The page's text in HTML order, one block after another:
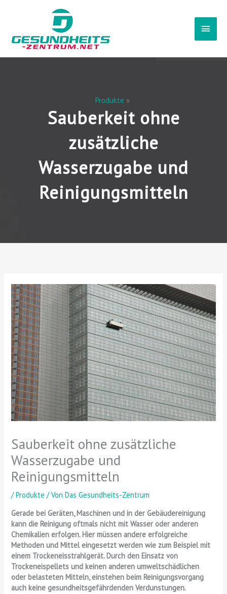
Produkte
Sauberkeit ohne
zusätzliche
Wasserzugabe und
Reinigungsmitteln
Sauberkeit ohne zusätzliche
Wasserzugabe und
Reinigungsmitteln
/Produkte / VonDas Gesundheits-Zentrum
Gerade bei Geräten, Maschinen und in der Gebäudereinigung
kann die Reinigung oftmals nicht mit Wasser oder anderen
Chemikalien erfolgen. Hier müssen andere erfolgreiche
Methoden und Mittel eingesetzt werden wie zum Beispiel mit
einem Trockeneisstrahlgerät. Durch den Einsatz von
Trockeneispellets und keinen anderen umweltschädlichen
oder belasteten Mitteln, einstehen beim Reinigungsvorgang
auch keine gesundheitsgefährdenden Verdunstungen.